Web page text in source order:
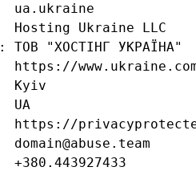
Ukraine LLC
"ХОСТІНГ УКРАЇНА"